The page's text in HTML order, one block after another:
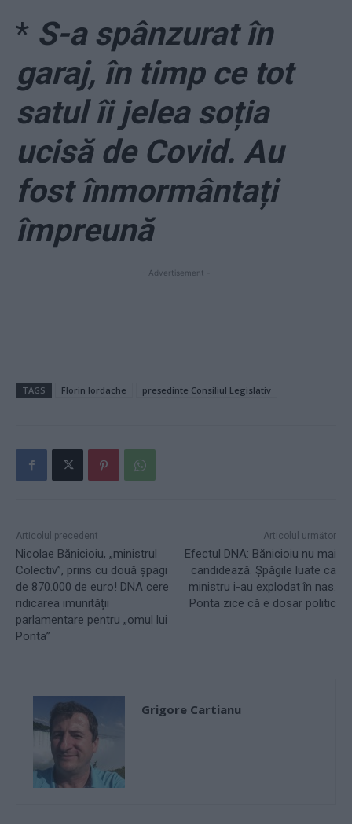
* S-a spânzurat în
garaj, în timp ce tot
satul îi jelea soția
ucisă de Covid. Au
fost înmormântați
împreună
- Advertisement -
TAGS Florin Iordache președinte Consiliul Legislativ
Articolul precedent
Nicolae Bănicioiu, „ministrul
Colectiv”, prins cu două șpagi
de 870.000 de euro! DNA cere
ridicarea imunității
parlamentare pentru „omul lui
Ponta”
Articolul următor
Efectul DNA: Bănicioiu nu mai
candidează. Șpăgile luate ca
ministru i-au explodat în nas.
Ponta zice că e dosar politic
Grigore Cartianu